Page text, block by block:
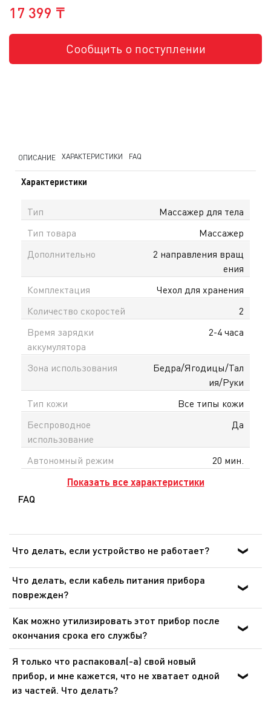
17 399 ₸
Сообщить о поступлении
ОПИСАНИЕ ХАРАКТЕРИСТИКИ FAQ
Характеристики
Тип
Массажер для тела
Тип товара
Массажер
Дополнительно
2 направления вращ
ения
Комплектация
Чехол для хранения
Количество скоростей
2
Время зарядки
аккумулятора
2-4 часа
Зона использования
Бедра/Ягодицы/Тал
ия/Руки
Тип кожи
Все типы кожи
Беспроводное
использование
Да
Автономный режим 20 мин.
Показать все характеристики
FAQ
Что делать, если устройство не работает?
После ознакомления с инструкциями по запуску
прибора в руководстве пользователя убедитесь, что
электрическая розетка находится в рабочем состоянии,
подключив к ней другое устройство. Если прибор не
заработал, не пытайтесь разобрать или
отремонтировать его. Отнесите прибор в
авторизованный центр технического обслуживания.
Что делать, если кабель питания прибора
поврежден?
Не пользуйтесь устройством. Во избежание опасной
ситуации, замените кабель в центре технического
обслуживания.
Как можно утилизировать этот прибор после
окончания срока его службы?
В приборе содержатся ценные материалы, которые
могут быть подвергнуты вторичной переработке.
Отнесите его на городской пункт сбора отходов.
Я только что распаковал(-а) свой новый
прибор, и мне кажется, что не хватает одной
из частей. Что делать?